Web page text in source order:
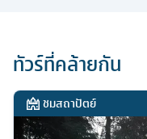
ทัวร์ที่คล้ายกัน
ชมสถาปัตย์